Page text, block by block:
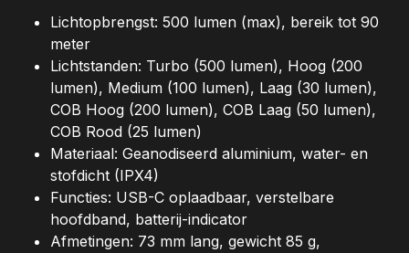
Lichtopbrengst: 500 lumen (max), bereik tot 90
meter
Lichtstanden: Turbo (500 lumen), Hoog (200
lumen), Medium (100 lumen), Laag (30 lumen),
COB Hoog (200 lumen), COB Laag (50 lumen),
COB Rood (25 lumen)
Materiaal: Geanodiseerd aluminium, water- en
stofdicht (IPX4)
Functies: USB-C oplaadbaar, verstelbare
hoofdband, batterij-indicator
Afmetingen: 73 mm lang, gewicht 85 g,